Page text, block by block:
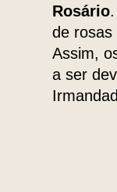
Rosário
de rosas
Assim,
a ser